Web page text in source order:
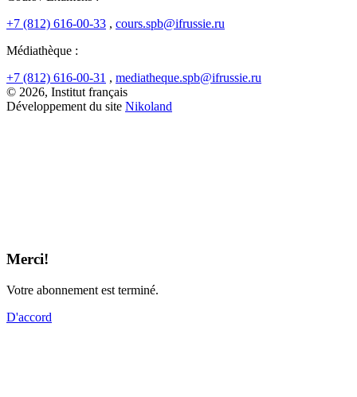
+7 (812) 616-00-33 , cours.spb@ifrussie.ru
Médiathèque :
+7 (812) 616-00-31 , mediatheque.spb@ifrussie.ru
© 2026, Institut français
Développement du site Nikoland
Merci!
Votre abonnement est terminé.
D'accord